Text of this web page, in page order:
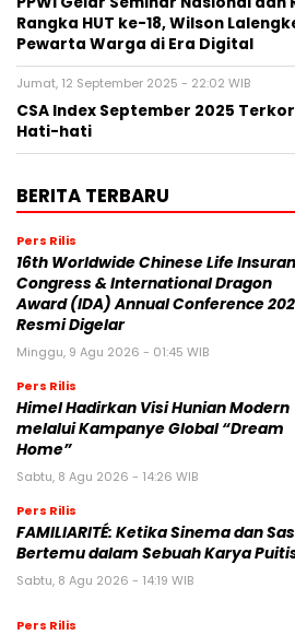
Rangka HUT ke-18, Wilson
Pewarta Warga di Era Digital
Jumat, 12 September 2025 - 22:02 WIB
CSA Index September 2025
Hati-hati
BERITA TERBARU
Pers Rilis
16th Worldwide Chinese Life
Congress & International Dragon
Award (IDA) Annual Conference
Resmi Digelar
Minggu, 9 Agu 2026 - 01:45 WIB
Pers Rilis
Himel Hadirkan Visi Hunian Modern
melalui Kampanye Global “Dream
Home”
Sabtu, 8 Agu 2026 - 14:26 WIB
Pers Rilis
FAMILIARITÉ: Ketika Sinema dan
Bertemu dalam Sebuah Karya
Sabtu, 8 Agu 2026 - 14:19 WIB
Pers Rilis